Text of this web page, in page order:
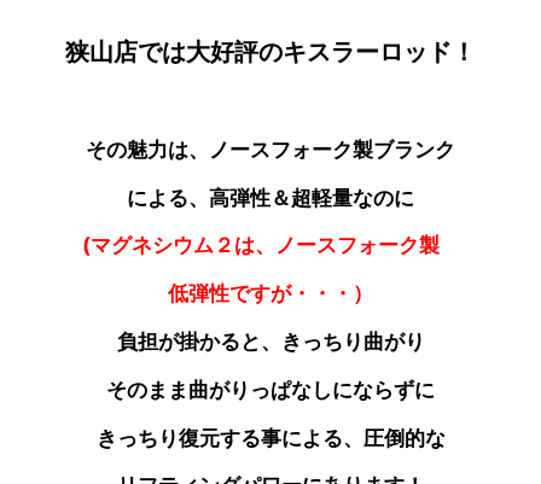
狭山店では大好評のキスラーロッド！
その魅力は、ノースフォーク製ブランク
による、高弾性＆超軽量なのに
(マグネシウム２は、
ノースフォーク製
低弾性ですが・・・）
負担が掛かると、きっちり曲がり
そのまま曲がりっぱなしにならずに
きっちり復元する事による、圧倒的な